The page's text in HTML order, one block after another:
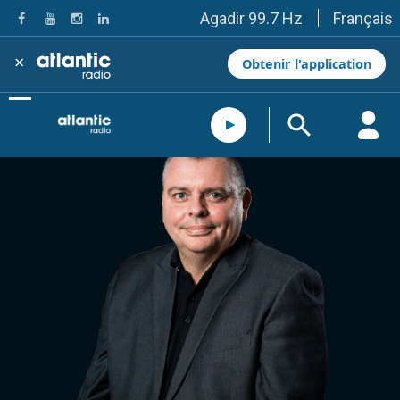
Agadir 99.7 Hz
Tanger 103.3 Hz
Tétouan 87.8 Hz
Fès 98.8 Hz
Meknès 97.2 Hz
El Jadida 97.3
Settat 104,6
Essaouira 96.6
Safi 92.3
Taza 103.0
Taounate 95.6
Tiznit 103.1
SkhourRhamna 92.2
Taroudant 104.9
Guelmim 91.9
Tan-Tan 95.2
Tafraout 104.9
Casablanca 92.5 Hz
Rabat, Salé 106.9 Hz
Marrakech 90.5 Hz
Français
× Obtenir l'application